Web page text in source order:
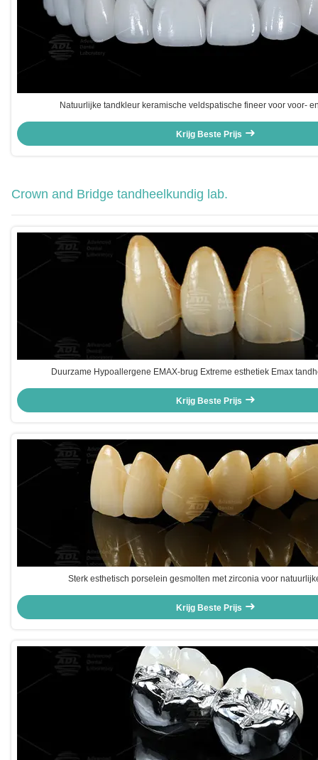
Natuurlijke tandkleur keramische veldspatische fineer voor voor-
Krijg Beste Prijs
Crown and Bridge tandheelkundig lab.
Duurzame Hypoallergene EMAX-brug Extreme esthetiek Emax
Krijg Beste Prijs
Sterk esthetisch porselein gesmolten met zirconia voor
Krijg Beste Prijs